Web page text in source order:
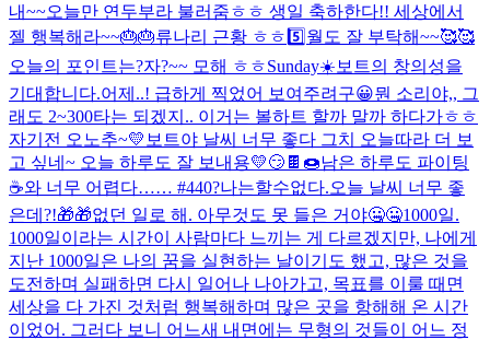
내~~오늘만 연두부라 불러줌ㅎㅎ 생일 축하한다!! 세상에서
젤 행복해라~~🎂🎂류나리 근황 ㅎㅎ 5️⃣월도 잘 부탁해~~🥰🥰
오늘의 포인트는?자?~~ 모해 ㅎㅎSunday☀️ 보트의 창의성을
기대합니다.어제..! 급하게 찍었어 보여주려구😀뭔 소리야,, 그
래도 2~300타는 되겠지.. 이거는 볼하트 할까 말까 하다가ㅎㅎ
자기전 오노추~💛 보트야 날씨 너무 좋다 그치 오늘따라 더 보
고 싶네~ 오늘 하루도 잘 보내용💛😏 🍫🍩남은 하루도 파이팅
☕️와 너무 어렵다…… #440?나는할수없다.오늘 날씨 너무 좋
은데?!🎁🎁없던 일로 해. 아무것도 못 들은 거야🤐🤐1000일.
1000일이라는 시간이 사람마다 느끼는 게 다르겠지만, 나에게
지난 1000일은 나의 꿈을 실현하는 날이기도 했고, 많은 것을
도전하며 실패하면 다시 일어나 나아가고, 목표를 이룰 때면
세상을 다 가진 것처럼 행복해하며 많은 곳을 항해해 온 시간
이었어. 그러다 보니 어느새 내면에는 무형의 것들이 어느 정